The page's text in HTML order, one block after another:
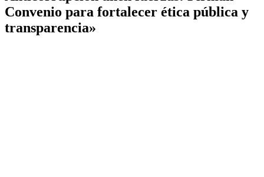
Convenio para fortalecer ética pública y
transparencia»